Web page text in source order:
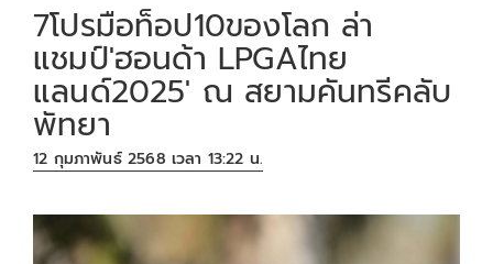
7โปรมือท็อป10ของโลก ล่า
แชมป์'ฮอนด้า LPGAไทย
แลนด์2025' ณ สยามคันทรีคลับ
พัทยา
12 กุมภาพันธ์ 2568 เวลา 13:22 น.